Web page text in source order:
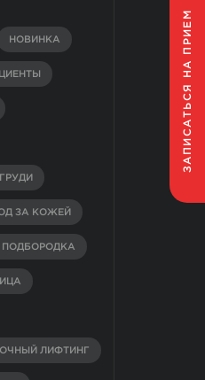
ЗАПИСАТЬСЯ
НА ПРИЕМ
НОВИНКА
ЗА КОЖЕЙ
ПОДБОРОДКА
ЛИФТИНГ